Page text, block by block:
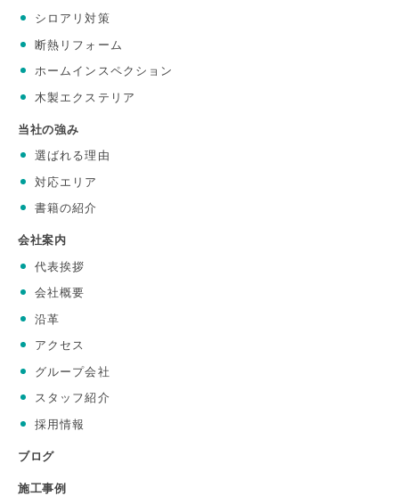
シロアリ対策
断熱リフォーム
ホームインスペクション
木製エクステリア
当社の強み
選ばれる理由
対応エリア
書籍の紹介
会社案内
代表挨拶
会社概要
沿革
アクセス
グループ会社
スタッフ紹介
採用情報
ブログ
施工事例